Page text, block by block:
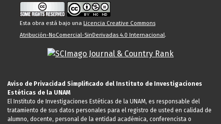
Esta obra está bajo una Licencia Creative Commons
Atribución-NoComercial-SinDerivadas 4.0 Internacional.
Aviso de Privacidad Simplificado del Instituto de Investigaciones
Estéticas de la UNAM
El Instituto de Investigaciones Estéticas de la UNAM, es responsable del
tratamiento de sus datos personales para el registro de usted en calidad de
alumno, docente, personal de la entidad académica, conferencista o